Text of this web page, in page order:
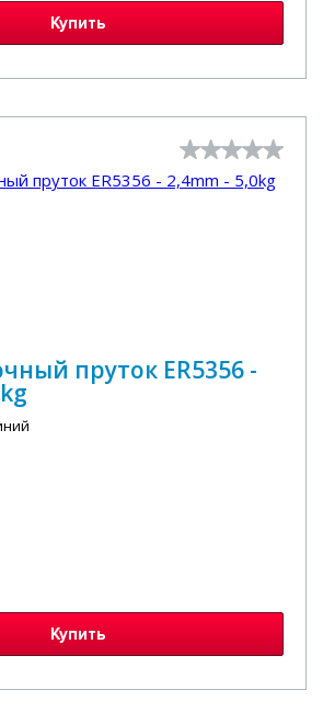
Купить
пруток ER5356 -
Купить